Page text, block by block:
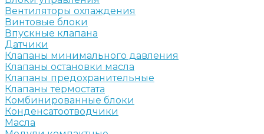
Вентиляторы охлаждения
Винтовые блоки
Впускные клапана
Датчики
Клапаны минимального давления
Клапаны остановки масла
Клапаны предохранительные
Клапаны термостата
Комбинированные блоки
Конденсатоотводчики
Масла